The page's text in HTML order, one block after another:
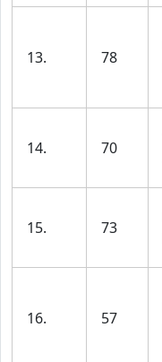
13. 78
14. 70
15. 73
16. 57